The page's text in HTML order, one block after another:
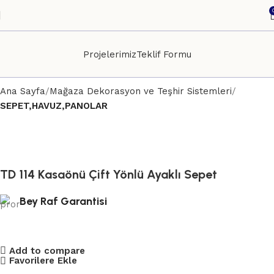
ProjelerimizTeklif Formu
Ana Sayfa Mağaza Dekorasyon ve Teşhir Sistemleri
SEPET,HAVUZ,PANOLAR
TD 114 Kasaönü Çift Yönlü Ayaklı Sepet
Bey Raf Garantisi
Add to compare
Favorilere Ekle